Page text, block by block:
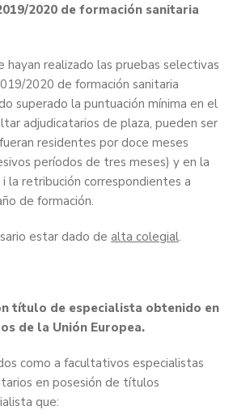
2020 de formación sanitaria
hayan realizado las pruebas selectivas
2020 de formación sanitaria
superado la puntuación mínima en el
adjudicatarios de plaza, pueden ser
residentes por doce meses
períodos de tres meses) y en la
la retribución correspondientes a
de formación.
estar dado de alta colegial.
título de especialista obtenido en
de la Unión Europea.
como a facultativos especialistas
en posesión de títulos
que: